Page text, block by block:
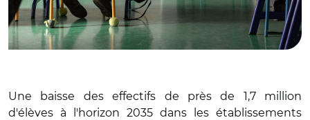
Une baisse des effectifs de près de 1,7 million
d'élèves à l'horizon 2035 dans les établissements